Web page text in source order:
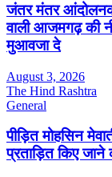
जंतर मंतर
वाली आजमगढ़ की
मुआवजा दे
August 3, 2026
The Hind Rashtra
General
पीड़ित मोहसिन
प्रताड़ित किए जाने